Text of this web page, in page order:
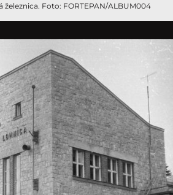
železnica. Foto: FORTEPAN/ALBUM004